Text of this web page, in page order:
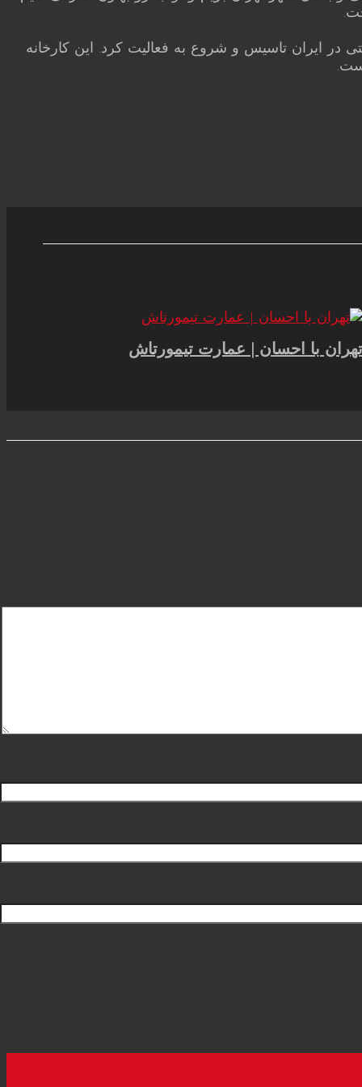
در ایران تاسیس و شروع به فعالیت کرد. این کارخانه
تهران با احسان | عمارت تیمورتاش